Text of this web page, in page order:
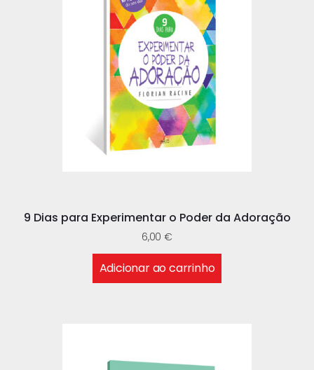
9 Dias para Experimentar o Poder da Adoração
6,00€
Adicionar ao carrinho